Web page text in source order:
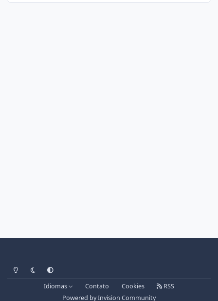
Light ModeDark ModeSystem Preference
Idiomas Contato Cookies
RSS
Powered byInvision Community